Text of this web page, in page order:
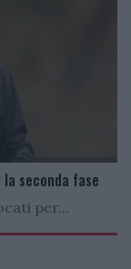
seconda fase
per...